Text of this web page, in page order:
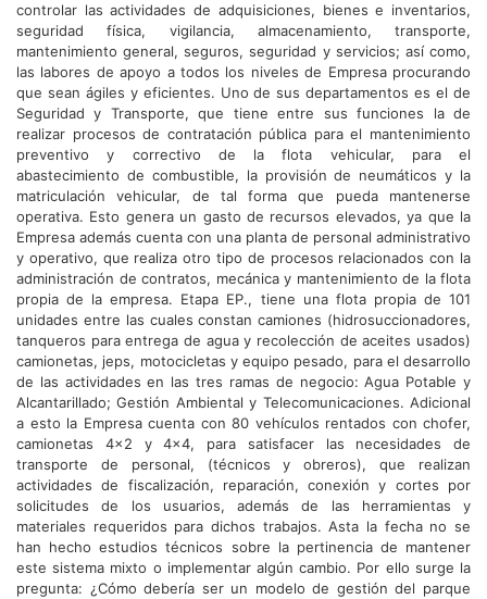
controlar las actividades de adquisiciones, bienes e inventarios,
seguridad física, vigilancia, almacenamiento, transporte,
mantenimiento general, seguros, seguridad y servicios; así como,
las labores de apoyo a todos los niveles de Empresa procurando
que sean ágiles y eficientes. Uno de sus departamentos es el de
Seguridad y Transporte, que tiene entre sus funciones la de
realizar procesos de contratación pública para el mantenimiento
preventivo y correctivo de la flota vehicular, para el
abastecimiento de combustible, la provisión de neumáticos y la
matriculación vehicular, de tal forma que pueda mantenerse
operativa. Esto genera un gasto de recursos elevados, ya que la
Empresa además cuenta con una planta de personal administrativo
y operativo, que realiza otro tipo de procesos relacionados con la
administración de contratos, mecánica y mantenimiento de la flota
propia de la empresa. Etapa EP., tiene una flota propia de 101
unidades entre las cuales constan camiones (hidrosuccionadores,
tanqueros para entrega de agua y recolección de aceites usados)
camionetas, jeps, motocicletas y equipo pesado, para el desarrollo
de las actividades en las tres ramas de negocio: Agua Potable y
Alcantarillado; Gestión Ambiental y Telecomunicaciones. Adicional
a esto la Empresa cuenta con 80 vehículos rentados con chofer,
camionetas 4x2 y 4x4, para satisfacer las necesidades de
transporte de personal, (técnicos y obreros), que realizan
actividades de fiscalización, reparación, conexión y cortes por
solicitudes de los usuarios, además de las herramientas y
materiales requeridos para dichos trabajos. Asta la fecha no se
han hecho estudios técnicos sobre la pertinencia de mantener
este sistema mixto o implementar algún cambio. Por ello surge la
pregunta: ¿Cómo debería ser un modelo de gestión del parque